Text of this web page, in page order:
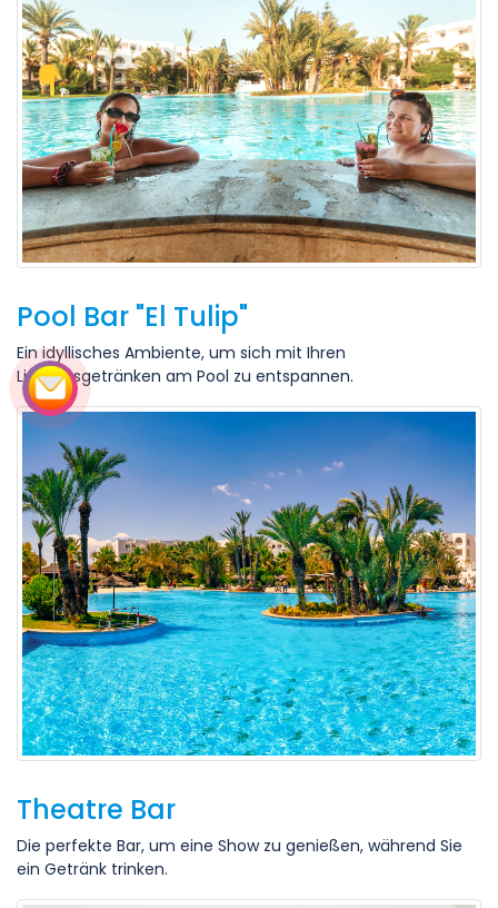
Pool Bar "El Tulip"
Ein idyllisches Ambiente, um sich mit Ihren
Lieblingsgetränken am Pool zu entspannen.
Theatre Bar
Die perfekte Bar, um eine Show zu genießen, während Sie
ein Getränk trinken.